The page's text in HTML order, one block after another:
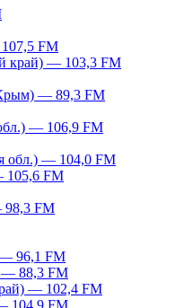
FM
край) — 103,3 FM
— 89,3 FM
— 106,9 FM
обл.) — 104,0 FM
105,6 FM
98,3 FM
96,1 FM
— 88,3 FM
— 102,4 FM
104,9 FM